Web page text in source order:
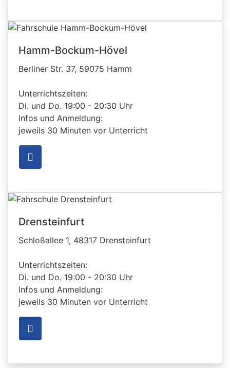
Hamm-Bockum-Hövel
Berliner Str. 37, 59075 Hamm
Unterrichtszeiten:
Di. und Do. 19:00 - 20:30 Uhr
Infos und Anmeldung:
jeweils 30 Minuten vor Unterricht
Drensteinfurt
Schloßallee 1, 48317 Drensteinfurt
Unterrichtszeiten:
Di. und Do. 19:00 - 20:30 Uhr
Infos und Anmeldung:
jeweils 30 Minuten vor Unterricht